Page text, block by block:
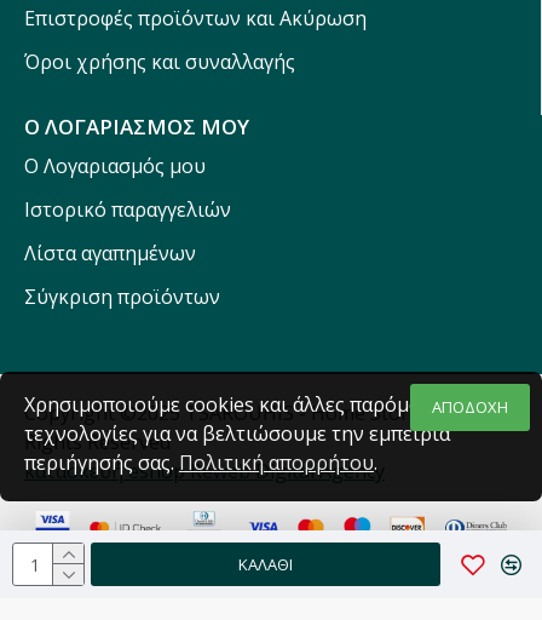
ΚΑΛΆΘΙ
Επιστροφές προϊόντων και Ακύρωση
Όροι χρήσης και συναλλαγής
Ο ΛΟΓΑΡΙΑΣΜΟΣ ΜΟΥ
Ο Λογαριασμός μου
Ιστορικό παραγγελιών
Λίστα αγαπημένων
Σύγκριση προϊόντων
Copyright ©2025 TSAROUHIS - Home Stores - All
Rights Reserved
κατασκευή eshop Reweb Digital Agency
ΑΠΟΔΟΧΗ
Χρησιμοποιούμε cookies και άλλες παρόμοιες
τεχνολογίες για να βελτιώσουμε την εμπειρία
περιήγησής σας.Πολιτική απορρήτου.